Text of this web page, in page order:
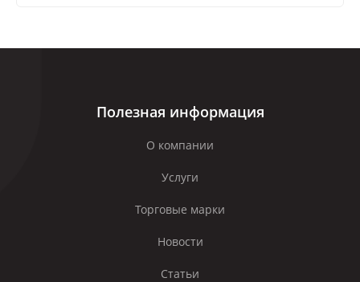
Полезная информация
О компании
Услуги
Торговые марки
Новости
Статьи